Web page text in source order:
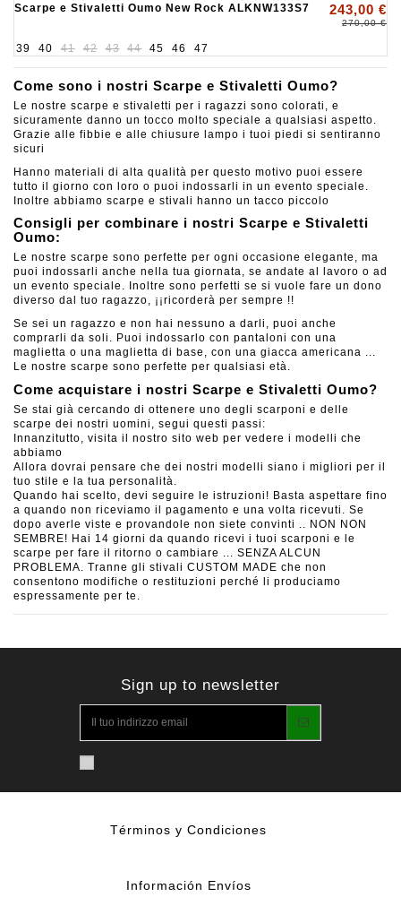
Scarpe e Stivaletti Oumo New Rock ALKNW133S7 243,00 €
270,00 €
39 40 41 42 43 44 45 46 47
Come sono i nostri Scarpe e Stivaletti Oumo?
Le nostre scarpe e stivaletti per i ragazzi sono colorati, e
sicuramente danno un tocco molto speciale a qualsiasi aspetto.
Grazie alle fibbie e alle chiusure lampo i tuoi piedi si sentiranno
sicuri
Hanno materiali di alta qualità per questo motivo puoi essere
tutto il giorno con loro o puoi indossarli in un evento speciale.
Inoltre abbiamo scarpe e stivali hanno un tacco piccolo
Consigli per combinare i nostri Scarpe e Stivaletti
Oumo:
Le nostre scarpe sono perfette per ogni occasione elegante, ma
puoi indossarli anche nella tua giornata, se andate al lavoro o ad
un evento speciale. Inoltre sono perfetti se si vuole fare un dono
diverso dal tuo ragazzo, ¡¡ricorderà per sempre !!
Se sei un ragazzo e non hai nessuno a darli, puoi anche
comprarli da soli. Puoi indossarlo con pantaloni con una
maglietta o una maglietta di base, con una giacca americana ...
Le nostre scarpe sono perfette per qualsiasi età.
Come acquistare i nostri Scarpe e Stivaletti Oumo?
Se stai già cercando di ottenere uno degli scarponi e delle
scarpe dei nostri uomini, segui questi passi:
Innanzitutto, visita il nostro sito web per vedere i modelli che
abbiamo
Allora dovrai pensare che dei nostri modelli siano i migliori per il
tuo stile e la tua personalità.
Quando hai scelto, devi seguire le istruzioni! Basta aspettare fino
a quando non riceviamo il pagamento e una volta ricevuti. Se
dopo averle viste e provandole non siete convinti .. NON NON
SEMBRE! Hai 14 giorni da quando ricevi i tuoi scarponi e le
scarpe per fare il ritorno o cambiare ... SENZA ALCUN
PROBLEMA. Tranne gli stivali CUSTOM MADE che non
consentono modifiche o restituzioni perché li produciamo
espressamente per te.
Sign up to newsletter
Términos y Condiciones
Información Envíos